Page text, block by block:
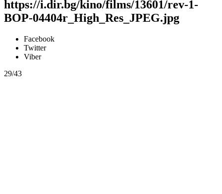
https://i.dir.bg/kino/films/13601/rev-1-
BOP-04404r_High_Res_JPEG.jpg
Facebook
Twitter
Viber
29/43